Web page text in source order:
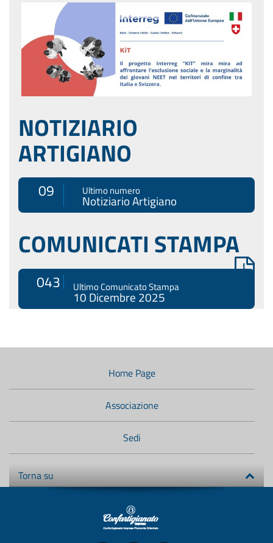
NOTIZIARIO
ARTIGIANO
09 Ultimo numero
Notiziario Artigiano
COMUNICATI STAMPA
043 Ultimo Comunicato Stampa
10 Dicembre 2025
Home Page
Associazione
Sedi
Torna su